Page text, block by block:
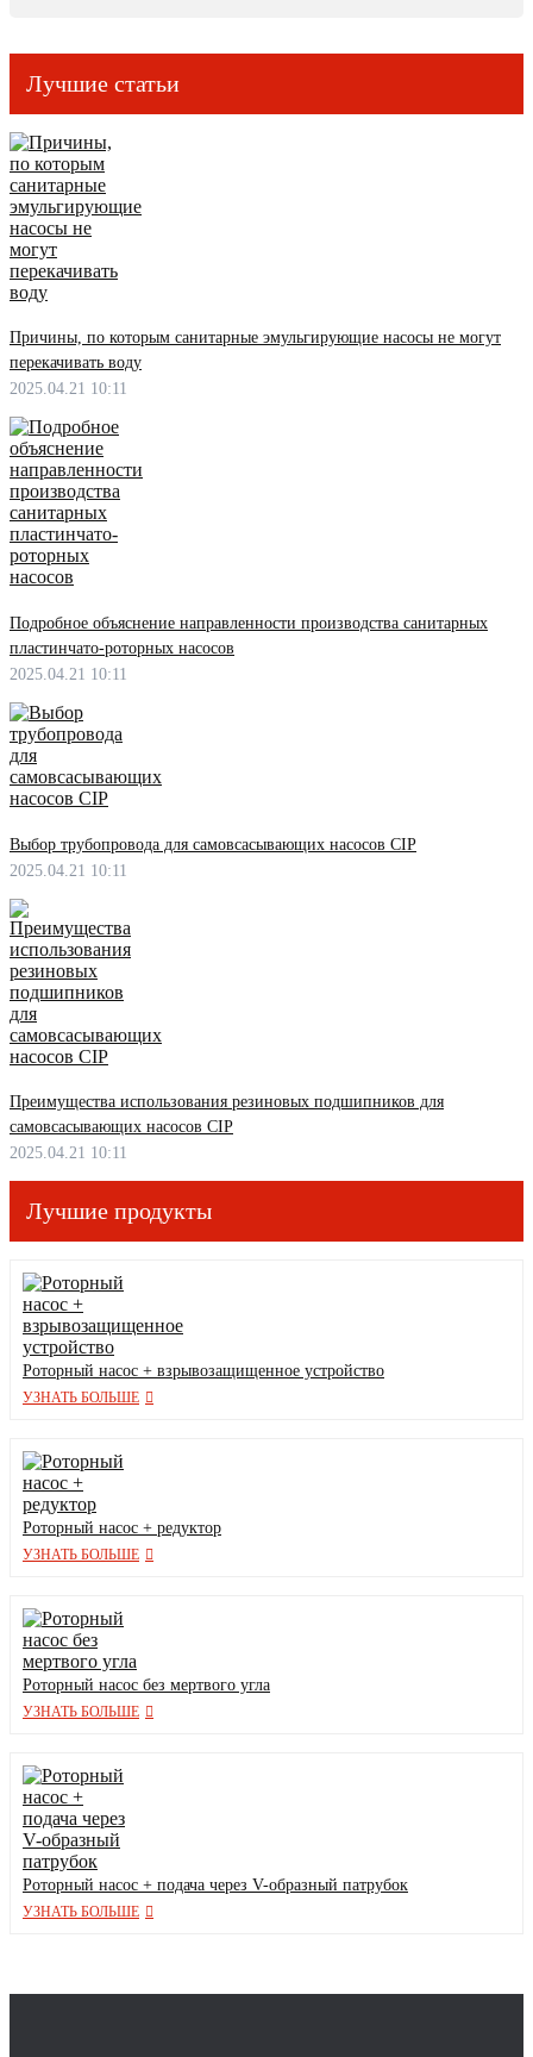
Лучшие статьи
Причины, по которым санитарные эмульгирующие насосы не могут
перекачивать воду
2025.04.21 10:11
Подробное объяснение направленности производства санитарных
пластинчато-роторных насосов
2025.04.21 10:11
Выбор трубопровода для самовсасывающих насосов CIP
2025.04.21 10:11
Преимущества использования резиновых подшипников для
самовсасывающих насосов CIP
2025.04.21 10:11
Лучшие продукты
Роторный насос + взрывозащищенное устройство
УЗНАТЬ БОЛЬШЕ
Роторный насос + редуктор
УЗНАТЬ БОЛЬШЕ
Роторный насос без мертвого угла
УЗНАТЬ БОЛЬШЕ
Роторный насос + подача через V-образный патрубок
УЗНАТЬ БОЛЬШЕ